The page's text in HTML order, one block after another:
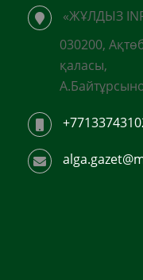
«ЖҰЛДЫЗ
030200,
қаласы,